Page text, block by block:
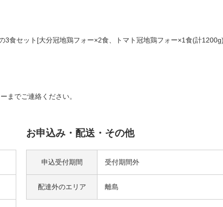
3食セット[大分冠地鶏フォー×2食、トマト冠地鶏フォー×1食(計
までご連絡ください。
お申込み・配送・その他
申込受付期間 受付期間外
配達外のエリア 離島